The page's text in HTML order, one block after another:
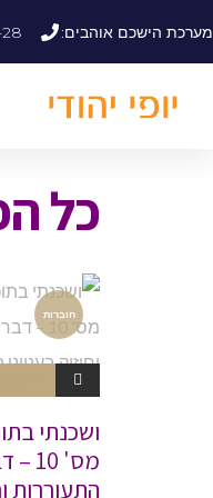
מערכת הישכם אוהבים:
כל
חוברות
ושכנתי
מס'
התעוררות